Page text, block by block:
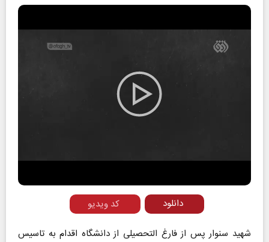
Video
کد ویدیو
دانلود
شهید سنوار پس از فارغ التحصیلی از دانشگاه اقدام به تاسیس